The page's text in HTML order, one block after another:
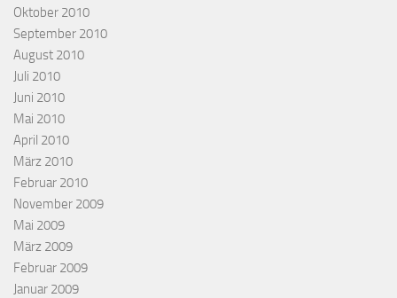
Oktober 2010
September 2010
August 2010
Juli 2010
Juni 2010
Mai 2010
April 2010
März 2010
Februar 2010
November 2009
Mai 2009
März 2009
Februar 2009
Januar 2009